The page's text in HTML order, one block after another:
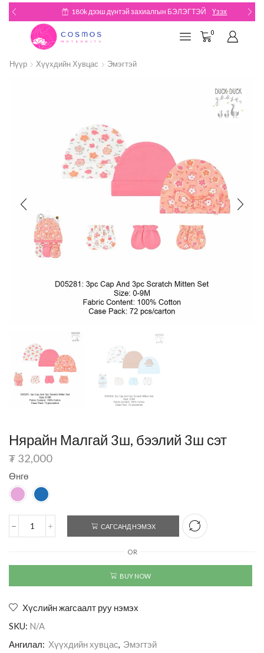
180k дээш дүнтэй захиалгын БЭЛЭГТЭЙ Үзэх
0
Нүүр Хүүхдийн Хувцас Эмэгтэй
Нярайн Малгай 3ш, бээлий 3ш сэт
₮ 32,000
Өнгө
САГСАНД НЭМЭХ
OR
BUY NOW
Хүслийн жагсаалт руу нэмэх
SKU: N/A
Ангилал: Хүүхдийн хувцас, Эмэгтэй